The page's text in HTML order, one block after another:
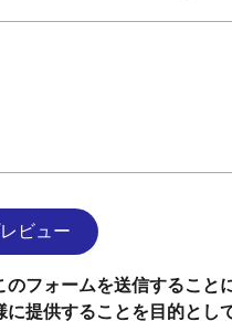
のフォームを送信するこ
に提供することを目的と